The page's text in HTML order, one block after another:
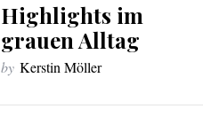
Highlights im
grauen Alltag
by Kerstin Möller